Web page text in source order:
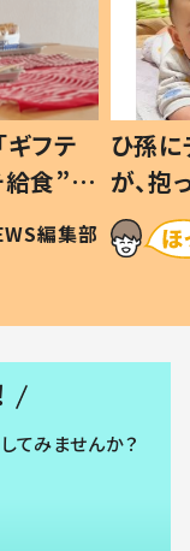
フテ
食”を
の親
編集部
ひ孫
が、
「涙が
い」
てみませんか？